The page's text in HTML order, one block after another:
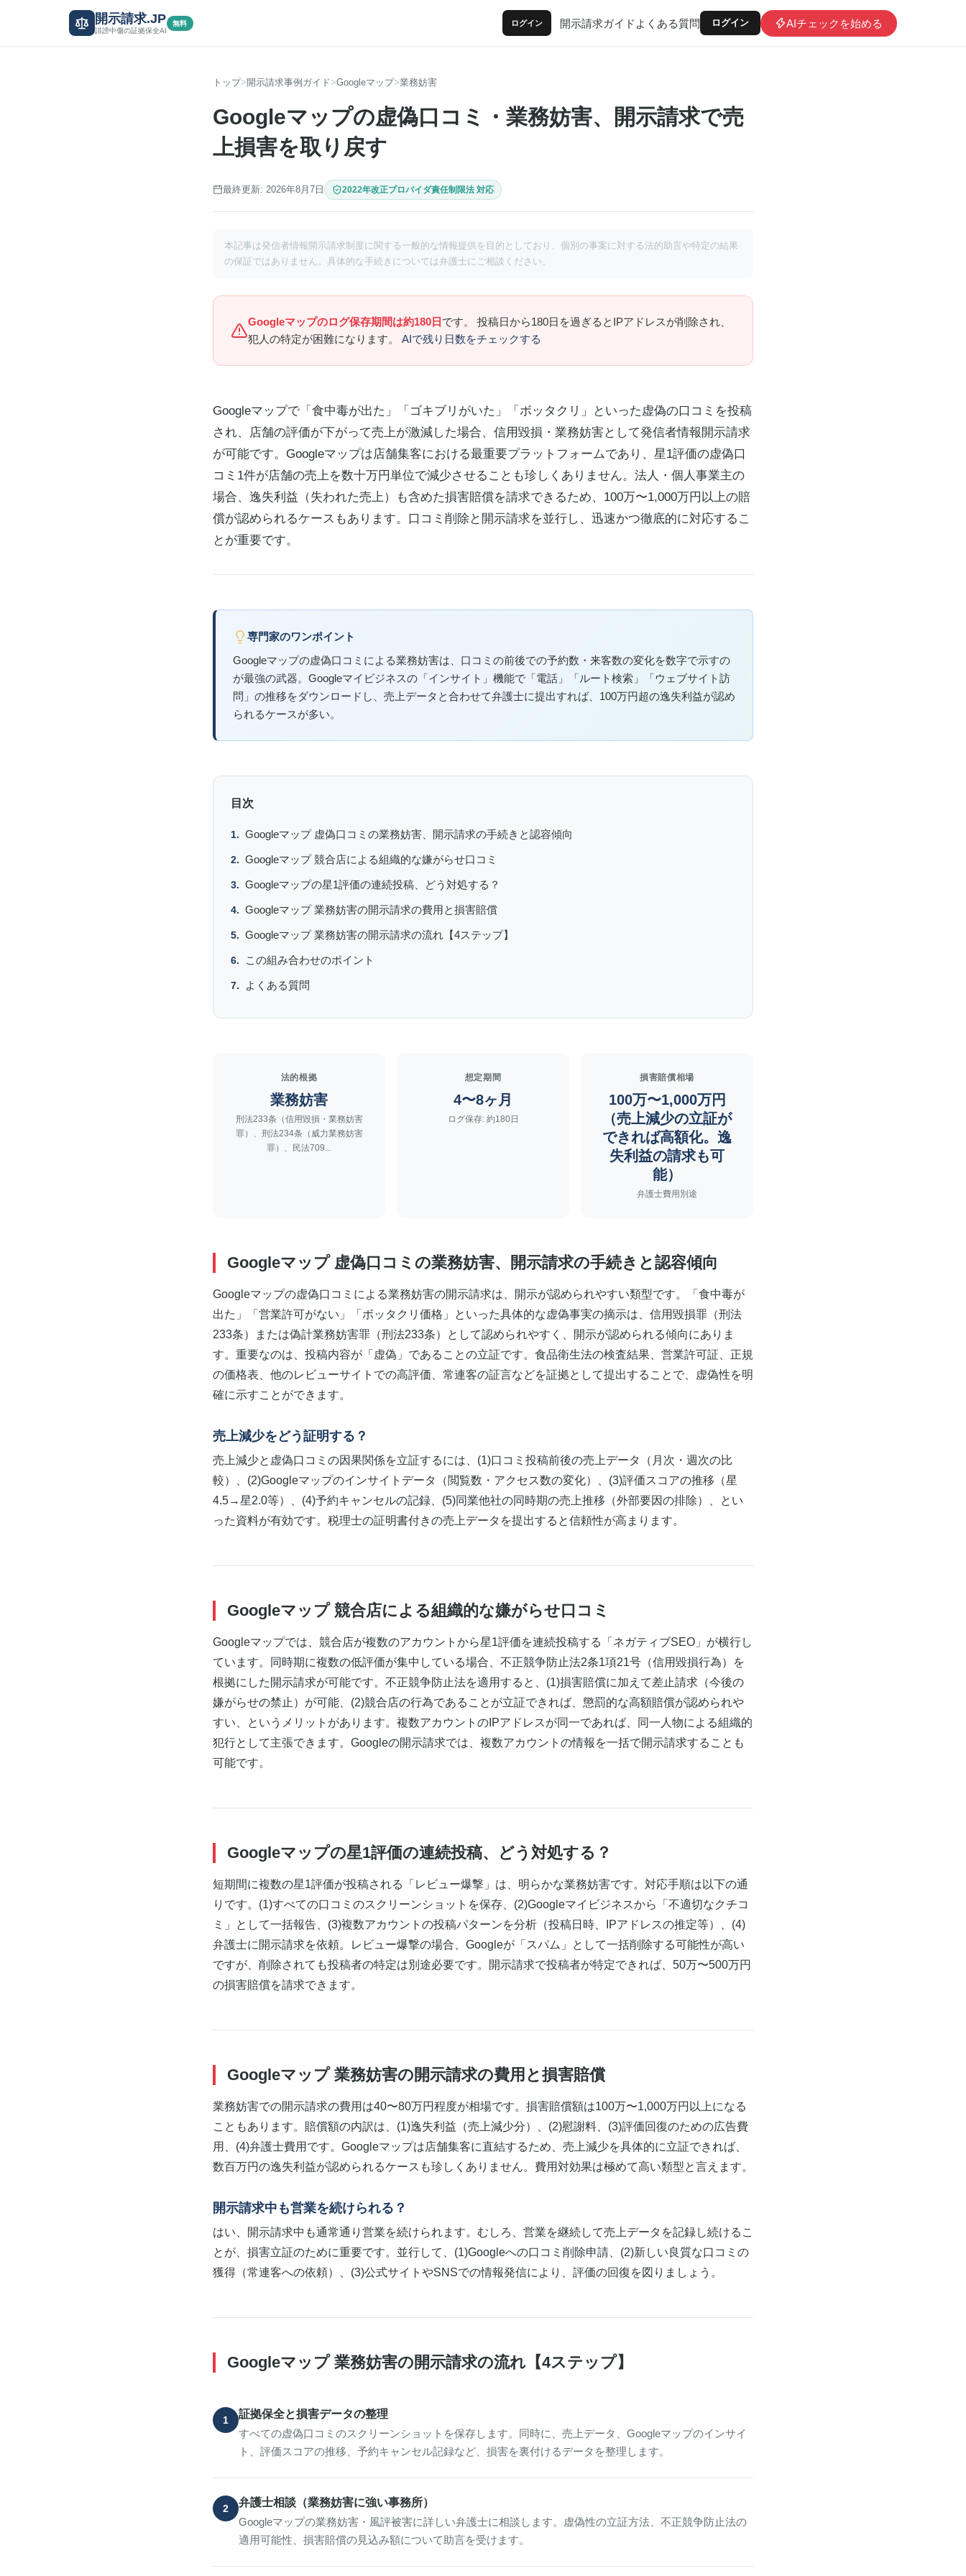
開示請求.JP
誹謗中傷の証拠保全AI
無料 ログイン 開示請求ガイド よくある質問 ログイン AIチェックを始める
トップ 開示請求事例ガイド Googleマップ 業務妨害
Googleマップの虚偽口コミ・業務妨害、開示請求で売
上損害を取り戻す
最終更新: 2026年8月7日 2022年改正プロバイダ責任制限法 対応
本記事は発信者情報開示請求制度に関する一般的な情報提供を目的としており、個別の事案に対する法的助言や特定の結果
の保証ではありません。具体的な手続きについては弁護士にご相談ください。
Googleマップのログ保存期間は約180日 です。 投稿日から180日を過ぎるとIPアドレスが削除され、
犯人の特定が困難になります。 AIで残り日数をチェックする
Googleマップで「食中毒が出た」「ゴキブリがいた」「ボッタクリ」といった虚偽の口コミを投稿
され、店舗の評価が下がって売上が激減した場合、信用毀損・業務妨害として発信者情報開示請求
が可能です。Googleマップは店舗集客における最重要プラットフォームであり、星1評価の虚偽口
コミ1件が店舗の売上を数十万円単位で減少させることも珍しくありません。法人・個人事業主の
場合、逸失利益（失われた売上）も含めた損害賠償を請求できるため、100万〜1,000万円以上の賠
償が認められるケースもあります。口コミ削除と開示請求を並行し、迅速かつ徹底的に対応するこ
とが重要です。
専門家のワンポイント
Googleマップの虚偽口コミによる業務妨害は、口コミの前後での予約数・来客数の変化を数字で示すの
が最強の武器。Googleマイビジネスの「インサイト」機能で「電話」「ルート検索」「ウェブサイト訪
問」の推移をダウンロードし、売上データと合わせて弁護士に提出すれば、100万円超の逸失利益が認め
られるケースが多い。
目次
Googleマップ 虚偽口コミの業務妨害、開示請求の手続きと認容傾向
Googleマップ 競合店による組織的な嫌がらせ口コミ
Googleマップの星1評価の連続投稿、どう対処する？
Googleマップ 業務妨害の開示請求の費用と損害賠償
Googleマップ 業務妨害の開示請求の流れ【4ステップ】
この組み合わせのポイント
よくある質問
法的根拠
業務妨害
刑法233条（信用毀損・業務妨害
罪）、刑法234条（威力業務妨害
罪）、民法709...
想定期間
4〜8ヶ月
ログ保存: 約180日
損害賠償相場
100万〜1,000万円
（売上減少の立証が
できれば高額化。逸
失利益の請求も可
能）
弁護士費用別途
Googleマップ 虚偽口コミの業務妨害、開示請求の手続きと認容傾向
Googleマップの虚偽口コミによる業務妨害の開示請求は、開示が認められやすい類型です。「食中毒が
出た」「営業許可がない」「ボッタクリ価格」といった具体的な虚偽事実の摘示は、信用毀損罪（刑法
233条）または偽計業務妨害罪（刑法233条）として認められやすく、開示が認められる傾向にありま
す。重要なのは、投稿内容が「虚偽」であることの立証です。食品衛生法の検査結果、営業許可証、正規
の価格表、他のレビューサイトでの高評価、常連客の証言などを証拠として提出することで、虚偽性を明
確に示すことができます。
売上減少をどう証明する？
売上減少と虚偽口コミの因果関係を立証するには、(1)口コミ投稿前後の売上データ（月次・週次の比
較）、(2)Googleマップのインサイトデータ（閲覧数・アクセス数の変化）、(3)評価スコアの推移（星
4.5→星2.0等）、(4)予約キャンセルの記録、(5)同業他社の同時期の売上推移（外部要因の排除）、とい
った資料が有効です。税理士の証明書付きの売上データを提出すると信頼性が高まります。
Googleマップ 競合店による組織的な嫌がらせ口コミ
Googleマップでは、競合店が複数のアカウントから星1評価を連続投稿する「ネガティブSEO」が横行し
ています。同時期に複数の低評価が集中している場合、不正競争防止法2条1項21号（信用毀損行為）を
根拠にした開示請求が可能です。不正競争防止法を適用すると、(1)損害賠償に加えて差止請求（今後の
嫌がらせの禁止）が可能、(2)競合店の行為であることが立証できれば、懲罰的な高額賠償が認められや
すい、というメリットがあります。複数アカウントのIPアドレスが同一であれば、同一人物による組織的
犯行として主張できます。Googleの開示請求では、複数アカウントの情報を一括で開示請求することも
可能です。
Googleマップの星1評価の連続投稿、どう対処する？
短期間に複数の星1評価が投稿される「レビュー爆撃」は、明らかな業務妨害です。対応手順は以下の通
りです。(1)すべての口コミのスクリーンショットを保存、(2)Googleマイビジネスから「不適切なクチコ
ミ」として一括報告、(3)複数アカウントの投稿パターンを分析（投稿日時、IPアドレスの推定等）、(4)
弁護士に開示請求を依頼。レビュー爆撃の場合、Googleが「スパム」として一括削除する可能性が高い
ですが、削除されても投稿者の特定は別途必要です。開示請求で投稿者が特定できれば、50万〜500万円
の損害賠償を請求できます。
Googleマップ 業務妨害の開示請求の費用と損害賠償
業務妨害での開示請求の費用は40〜80万円程度が相場です。損害賠償額は100万〜1,000万円以上になる
こともあります。賠償額の内訳は、(1)逸失利益（売上減少分）、(2)慰謝料、(3)評価回復のための広告費
用、(4)弁護士費用です。Googleマップは店舗集客に直結するため、売上減少を具体的に立証できれば、
数百万円の逸失利益が認められるケースも珍しくありません。費用対効果は極めて高い類型と言えます。
開示請求中も営業を続けられる？
はい、開示請求中も通常通り営業を続けられます。むしろ、営業を継続して売上データを記録し続けるこ
とが、損害立証のために重要です。並行して、(1)Googleへの口コミ削除申請、(2)新しい良質な口コミの
獲得（常連客への依頼）、(3)公式サイトやSNSでの情報発信により、評価の回復を図りましょう。
Googleマップ 業務妨害の開示請求の流れ【4ステップ】
証拠保全と損害データの整理
すべての虚偽口コミのスクリーンショットを保存します。同時に、売上データ、Googleマップのインサイ
ト、評価スコアの推移、予約キャンセル記録など、損害を裏付けるデータを整理します。
弁護士相談（業務妨害に強い事務所）
Googleマップの業務妨害・風評被害に詳しい弁護士に相談します。虚偽性の立証方法、不正競争防止法の
適用可能性、損害賠償の見込み額について助言を受けます。